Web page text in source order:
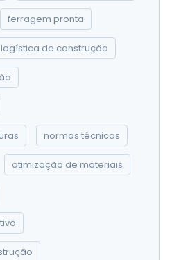
ferragem pronta
logística de construção
normas técnicas
otimização de materiais